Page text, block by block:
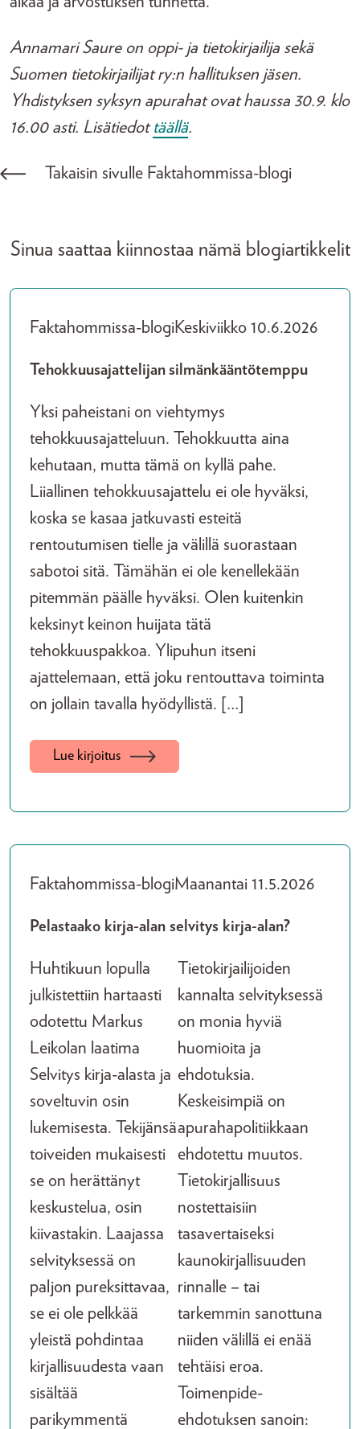
Annamari Saure on oppi- ja tietokirjailija sekä
Suomen tietokirjailijat ry:n hallituksen jäsen.
Yhdistyksen syksyn apurahat ovat haussa 30.9. klo
16.00 asti. Lisätiedottäällä.
Takaisin sivulle Faktahommissa-blogi
Sinua saattaa kiinnostaa nämä blogiartikkelit
Faktahommissa-blogiKeskiviikko 10.6.2026
Tehokkuusajattelijan silmänkääntötemppu
Yksi paheistani on viehtymys
tehokkuusajatteluun. Tehokkuutta aina
kehutaan, mutta tämä on kyllä pahe.
Liiallinen tehokkuusajattelu ei ole hyväksi,
koska se kasaa jatkuvasti esteitä
rentoutumisen tielle ja välillä suorastaan
sabotoi sitä. Tämähän ei ole kenellekään
pitemmän päälle hyväksi. Olen kuitenkin
keksinyt keinon huijata tätä
tehokkuuspakkoa. Ylipuhun itseni
ajattelemaan, että joku rentouttava toiminta
on jollain tavalla hyödyllistä. […]
Lue kirjoitus
Faktahommissa-blogiMaanantai 11.5.2026
Pelastaako kirja-alan selvitys kirja-alan?
Huhtikuun lopulla
julkistettiin hartaasti
odotettu Markus
Leikolan laatima
Selvitys kirja-alasta ja
soveltuvin osin
lukemisesta. Tekijänsä
toiveiden mukaisesti
se on herättänyt
keskustelua, osin
kiivastakin. Laajassa
selvityksessä on
paljon pureksittavaa,
se ei ole pelkkää
yleistä pohdintaa
kirjallisuudesta vaan
sisältää
parikymmentä
Tietokirjailijoiden
kannalta selvityksessä
on monia hyviä
huomioita ja
ehdotuksia.
Keskeisimpiä on
apurahapolitiikkaan
ehdotettu muutos.
Tietokirjallisuus
nostettaisiin
tasavertaiseksi
kaunokirjallisuuden
rinnalle – tai
tarkemmin sanottuna
niiden välillä ei enää
tehtäisi eroa.
Toimenpide-
ehdotuksen sanoin: